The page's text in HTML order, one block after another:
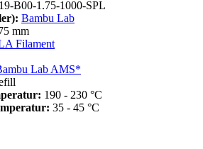
B00-1.75-1000-SPL
Bambu Lab
mm
Filament
Lab AMS*
190 - 230 °C
35 - 45 °C